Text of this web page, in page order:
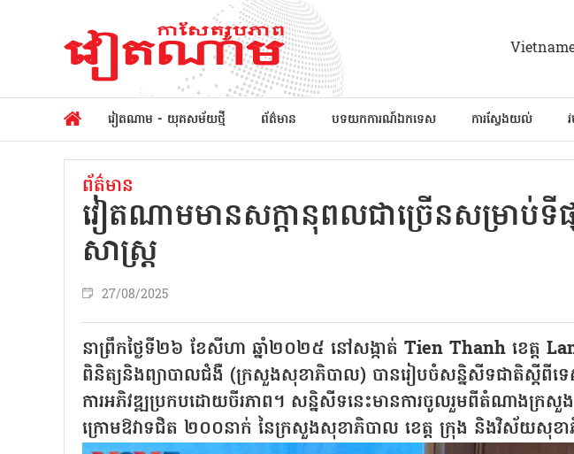
វៀតណាម - យុគសម័យថ្មី ព័ត៌មាន បទយកការណ៍ឯកទេស ការស្វែងយល់
ព័ត៌មាន
វៀតណាមមានសក្តានុពលជាច្រើនសម្រាប់ទីផ្
សាស្រ្ដ
27/08/2025
នាព្រឹកថ្ងៃទី២៦ ខែសីហា ឆ្នាំ២០២៥ នៅសង្កាត់ Tien Thanh ខេត្ត
ពិនិត្យនិងព្យាបាលជំងឺ (ក្រសួងសុខាភិបាល) បានរៀបចំសន្និសីទជាតិស្តីពីទេស
ការអភិវឌ្ឍប្រកបដោយចីរភាព។ សន្និសីទនេះមានការចូលរួមពីតំណាងក្រសួង ម
ក្រោមឱវាទជិត ២០០នាក់ នៃក្រសួងសុខាភិបាល ខេត្ត ក្រុង និងវិស័យសុខ